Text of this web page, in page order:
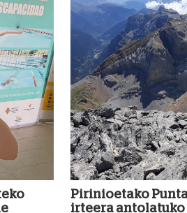
Pirinioetako
irteera antolatuko